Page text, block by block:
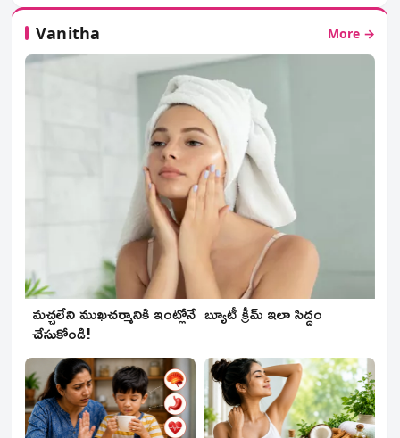
Vanitha More →
మచ్చలేని ముఖచర్మానికి ఇంట్లోనే బ్యూటీ క్రీమ్ ఇలా సిద్దం
చేసుకోండి!